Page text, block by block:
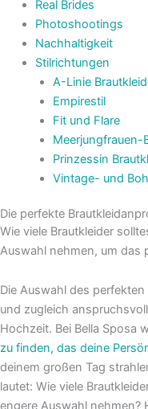
Real Brides
Photoshootings
Nachhaltigkeit
Stilrichtungen
A-Linie
Empirestil
Fit und Flare
Meerjungfrauen-
Prinzessin
Vintage- und
Die perfekte
Wie viele Brautkleider
Auswahl nehmen, um das
Die Auswahl des
und zugleich
Hochzeit. Bei Bella Sposa
zu finden, das deine
deinem großen Tag
lautet: Wie viele
engere Auswahl nehmen?